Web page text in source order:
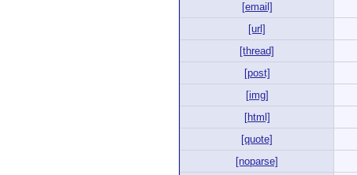
[email]
[url]
[thread]
[post]
[img]
[html]
[quote]
[noparse]